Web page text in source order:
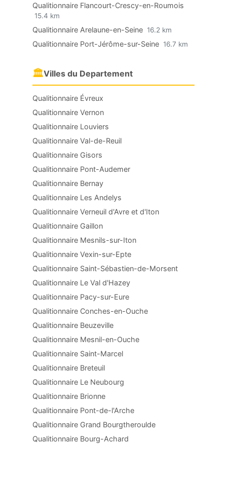
Qualitionnaire Flancourt-Crescy-en-Roumois
15.4 km
Qualitionnaire Arelaune-en-Seine 16.2 km
Qualitionnaire Port-Jérôme-sur-Seine 16.7 km
🏛Villes du Departement
Qualitionnaire Évreux
Qualitionnaire Vernon
Qualitionnaire Louviers
Qualitionnaire Val-de-Reuil
Qualitionnaire Gisors
Qualitionnaire Pont-Audemer
Qualitionnaire Bernay
Qualitionnaire Les Andelys
Qualitionnaire Verneuil d'Avre et d'Iton
Qualitionnaire Gaillon
Qualitionnaire Mesnils-sur-Iton
Qualitionnaire Vexin-sur-Epte
Qualitionnaire Saint-Sébastien-de-Morsent
Qualitionnaire Le Val d'Hazey
Qualitionnaire Pacy-sur-Eure
Qualitionnaire Conches-en-Ouche
Qualitionnaire Beuzeville
Qualitionnaire Mesnil-en-Ouche
Qualitionnaire Saint-Marcel
Qualitionnaire Breteuil
Qualitionnaire Le Neubourg
Qualitionnaire Brionne
Qualitionnaire Pont-de-l'Arche
Qualitionnaire Grand Bourgtheroulde
Qualitionnaire Bourg-Achard